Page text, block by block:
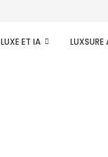
LUXE ET IA LUXSURE